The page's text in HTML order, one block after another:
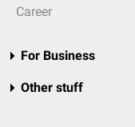
Career
For Business
Other stuff